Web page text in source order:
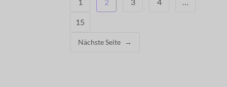
15
Nächste Seite →